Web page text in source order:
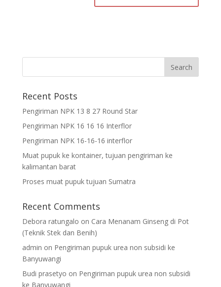
Recent Posts
Pengiriman NPK 13 8 27 Round Star
Pengiriman NPK 16 16 16 Interflor
Pengiriman NPK 16-16-16 interflor
Muat pupuk ke kontainer, tujuan pengiriman ke
kalimantan barat
Proses muat pupuk tujuan Sumatra
Recent Comments
Debora ratungalo on Cara Menanam Ginseng di Pot
(Teknik Stek dan Benih)
admin on Pengiriman pupuk urea non subsidi ke
Banyuwangi
Budi prasetyo on Pengiriman pupuk urea non subsidi
ke Banyuwangi